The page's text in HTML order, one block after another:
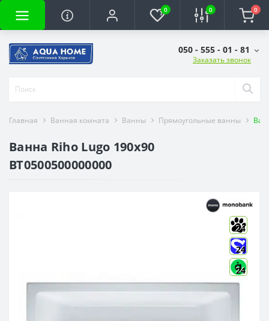
0 0 0
050 - 555 - 01 - 81
Заказать звонок
Главная Ванная комната Ванны Прямоугольные ванны
Ванна Riho Lugo 190x90
BT0500500000000
24
24
24